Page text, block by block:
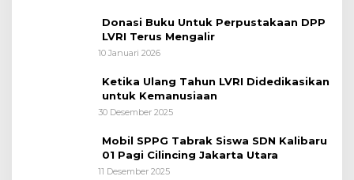
Donasi Buku Untuk Perpustakaan DPP
LVRI Terus Mengalir
10 Januari 2026
Ketika Ulang Tahun LVRI Didedikasikan
untuk Kemanusiaan
30 Desember 2025
Mobil SPPG Tabrak Siswa SDN Kalibaru
01 Pagi Cilincing Jakarta Utara
11 Desember 2025